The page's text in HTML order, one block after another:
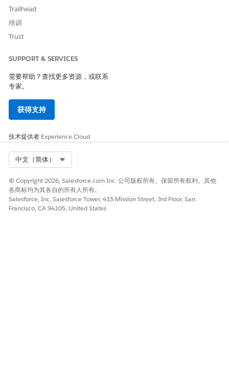
Trailhead
培训
Trust
SUPPORT & SERVICES
需要帮助？查找更多资源，或联系
专家。
获得支持
技术提供者 Experience Cloud
中文（简体）
© Copyright 2026, Salesforce.com Inc. 公司版权所有。保留所有权利。其他
各商标均为其各自的所有人所有。
Salesforce, Inc. Salesforce Tower, 415 Mission Street, 3rd Floor, San
Francisco, CA 94105, United States